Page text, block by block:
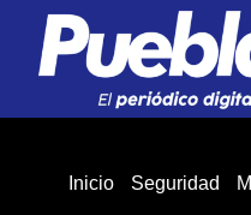
Inicio Seguridad